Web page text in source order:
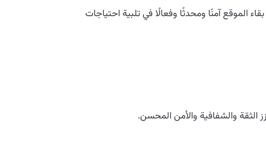
الموقع آمنًا ومحدثًا وفعالًا في تلبية احتياجات
الثقة والشفافية والأمن المحسن.